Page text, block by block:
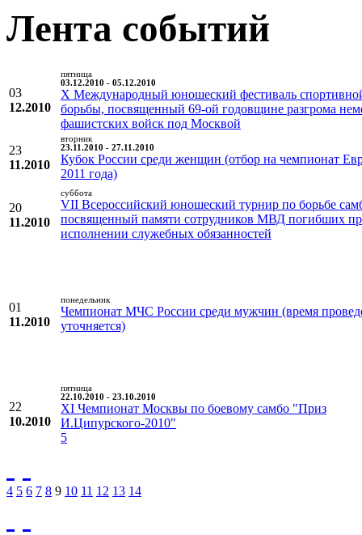
Лента событий
03
12.2010
пятница
03.12.2010 - 05.12.2010
X Международный юношеский фестиваль
борьбы, посвященный 69-ой годовщине разгрома
фашистских войск под Москвой
23
11.2010
вторник
23.11.2010 - 27.11.2010
Кубок России среди женщин (отбор на чемпионат
2011 года)
20
11.2010
суббота
VII Всероссийский юношеский турнир по борьбе
посвященный памяти сотрудников МВД погибших
исполнении служебных обязанностей
01
11.2010
понедельник
Чемпионат МЧС России среди мужчин (время
уточняется)
22
10.2010
пятница
22.10.2010 - 23.10.2010
XI Чемпионат Москвы по боевому самбо "Приз
И.Ципурского-2010"
5
4 5 6 7 8 9 10 11 12 13 14